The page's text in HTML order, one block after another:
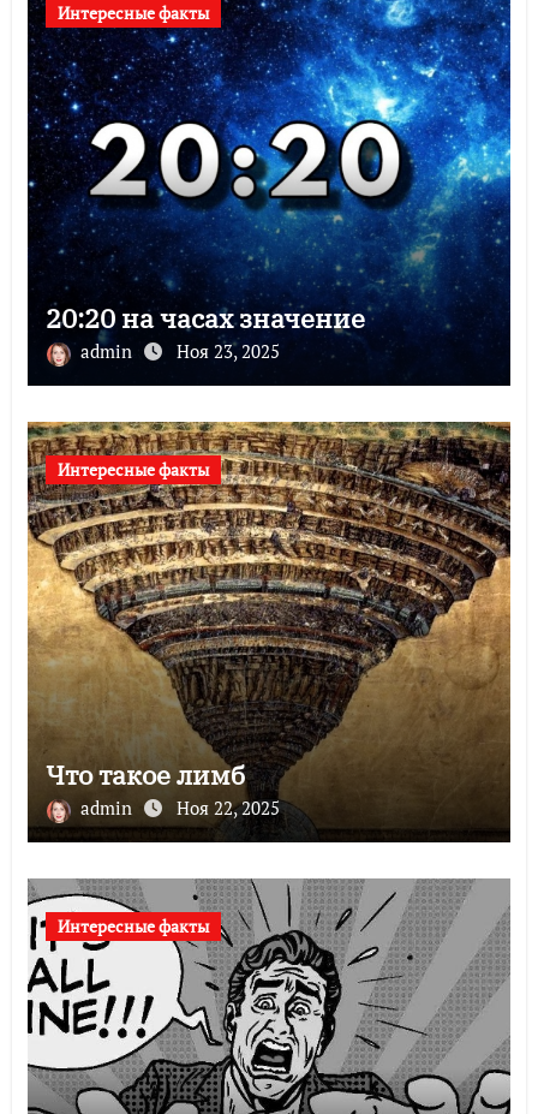
Интересные факты
20:20 на часах значение
admin Ноя 23, 2025
Интересные факты
Что такое лимб
admin Ноя 22, 2025
Интересные факты